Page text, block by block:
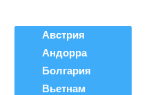
Австрия
Андорра
Болгария
Вьетнам